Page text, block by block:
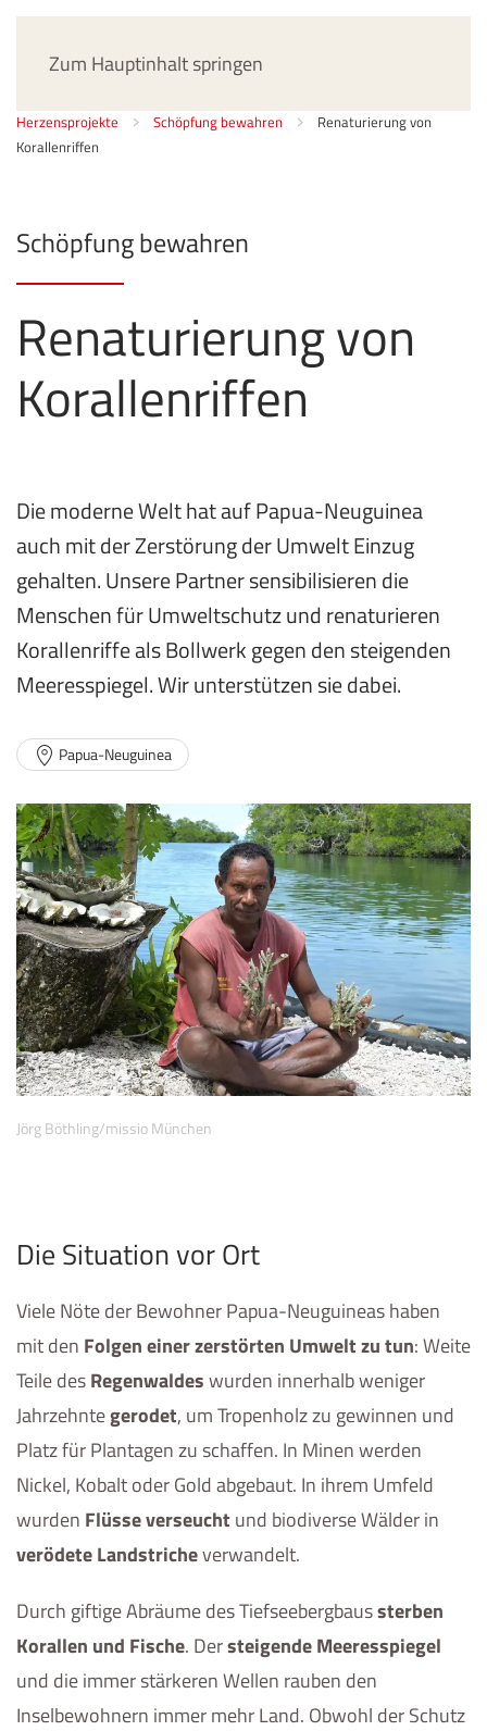
Zum Hauptinhalt springen
Herzensprojekte Schöpfung bewahren
Renaturierung von
Korallenriffen
Schöpfung bewahren
Renaturierung von
Korallenriffen
Die moderne Welt hat auf Papua-Neuguinea
auch mit der Zerstörung der Umwelt Einzug
gehalten. Unsere Partner sensibilisieren die
Menschen für Umweltschutz und renaturieren
Korallenriffe als Bollwerk gegen den steigenden
Meeresspiegel. Wir unterstützen sie dabei.
Papua-Neuguinea
Jörg Böthling/missio München
Die Situation vor Ort
Viele Nöte der Bewohner Papua-Neuguineas haben
mit den Folgen einer zerstörten Umwelt zu tun: Weite
Teile desRegenwaldeswurden innerhalb weniger
Jahrzehntegerodet, um Tropenholz zu gewinnen und
Platz für Plantagen zu schaffen. In Minen werden
Nickel, Kobalt oder Gold abgebaut. In ihrem Umfeld
wurden Flüsse verseucht und biodiverse Wälder in
verödete Landstricheverwandelt.
Durch giftige Abräume des Tiefseebergbaussterben
Korallen und Fische. Dersteigende Meeresspiegel
und die immer stärkeren Wellen rauben den
Inselbewohnern immer mehr Land. Obwohl der Schutz